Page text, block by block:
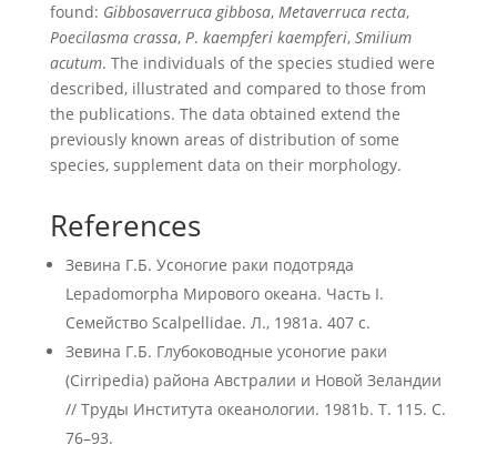
found: Gibbosaverruca gibbosa, Metaverruca recta,
Poecilasma crassa, P. kaempferi kaempferi, Smilium
acutum. The individuals of the species studied were
described, illustrated and compared to those from
the publications. The data obtained extend the
previously known areas of distribution of some
species, supplement data on their morphology.
References
Зевина Г.Б. Усоногие раки подотряда
Lepadomorpha Мирового океана. Часть I.
Семейство Scalpellidae. Л., 1981a. 407 с.
Зевина Г.Б. Глубоководные усоногие раки
(Cirripedia) района Австралии и Новой Зеландии
// Труды Института океанологии. 1981b. Т. 115. С.
76–93.